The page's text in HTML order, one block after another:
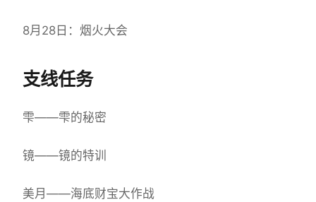
8月28日：烟火大会
支线任务
雫——雫的秘密
镜——镜的特训
美月——海底财宝大作战